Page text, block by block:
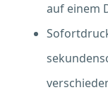
auf einem